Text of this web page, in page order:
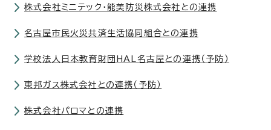
株式会社ミニテック・能美防災株式会社との連携
名古屋市民火災共済生活協同組合との連携
学校法人日本教育財団HAL名古屋との連携（予防）
東邦ガス株式会社との連携（予防）
株式会社パロマとの連携